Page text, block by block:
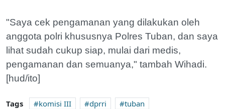
"Saya cek pengamanan yang dilakukan oleh
anggota polri khususnya Polres Tuban, dan saya
lihat sudah cukup siap, mulai dari medis,
pengamanan dan semuanya," tambah Wihadi.
[hud/ito]
Tags komisi III dprri
tuban